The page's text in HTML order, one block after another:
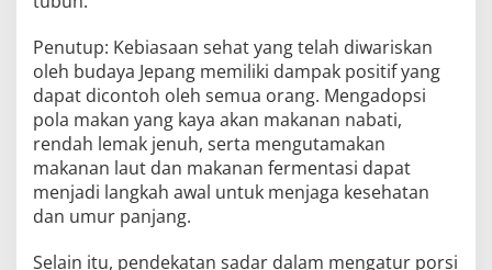
Penutup: Kebiasaan sehat yang telah diwariskan
oleh budaya Jepang memiliki dampak positif yang
dapat dicontoh oleh semua orang. Mengadopsi
pola makan yang kaya akan makanan nabati,
rendah lemak jenuh, serta mengutamakan
makanan laut dan makanan fermentasi dapat
menjadi langkah awal untuk menjaga kesehatan
dan umur panjang.
Selain itu, pendekatan sadar dalam mengatur porsi